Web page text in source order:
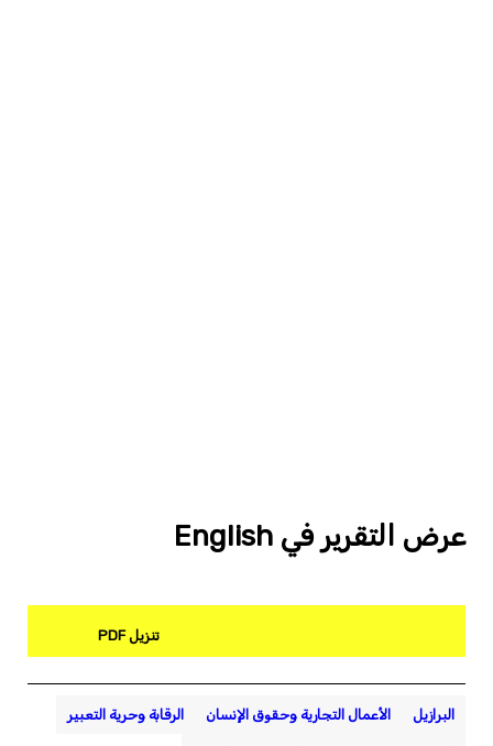
عرض التقرير في English
تنزيل PDF
البرازيل الأعمال التجارية وحقوق الإنسان الرقابة وحرية التعبير